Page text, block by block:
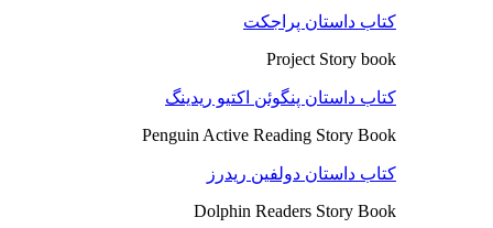
کتاب داستان پراجکت
Project Story book
کتاب داستان پنگوئن اکتیو ریدینگ
Penguin Active Reading Story Book
کتاب داستان دولفین ریدرز
Dolphin Readers Story Book